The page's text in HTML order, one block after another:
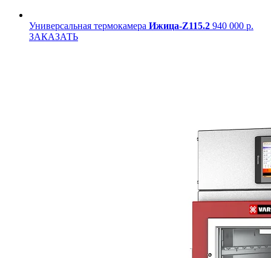
Универсальная термокамера Ижица-Z115.2 940 000 р.
ЗАКАЗАТЬ